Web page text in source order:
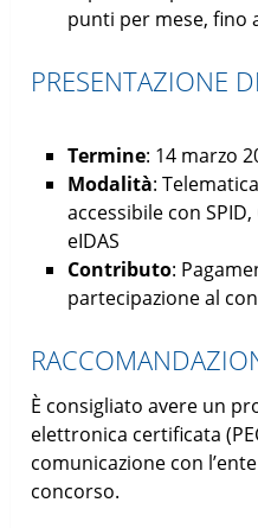
punti per mese, fino
PRESENTAZIONE
Termine: 14 marzo
Modalità:
accessibile con SPID,
eIDAS
Contributo:
partecipazione al
È consigliato avere un
elettronica certificata
comunicazione con
concorso.